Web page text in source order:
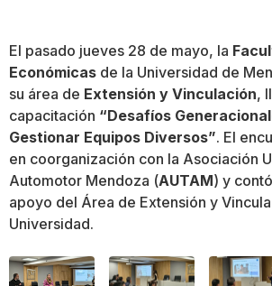
El pasado jueves 28 de mayo, la
Económicas de la Universidad de
su área de Extensión y Vinculación,
capacitación “Desafíos
Gestionar Equipos Diversos”. El
en coorganización con la Asociación
Automotor Mendoza (AUTAM) y
apoyo del Área de Extensión y
Universidad.